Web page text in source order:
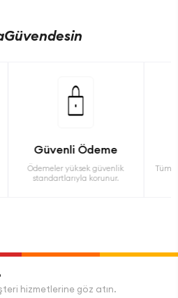
Güvendesin
Orjinal Ürün
Tüm ürünler %100 orjinal ürün
kapsamındadır.
hizmetlerine göz atın.